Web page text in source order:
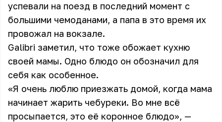
успевали на поезд в последний момент с
большими чемоданами, а папа в это время их
провожал на вокзале.
Galibri заметил, что тоже обожает кухню
своей мамы. Одно блюдо он обозначил для
себя как особенное.
«Я очень люблю приезжать домой, когда мама
начинает жарить чебуреки. Во мне всё
просыпается, это её коронное блюдо», —